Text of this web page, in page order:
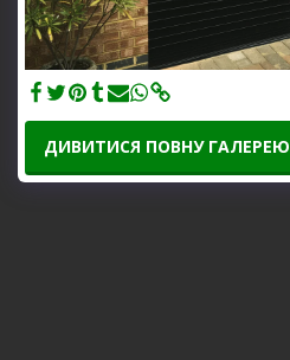
ДИВИТИСЯ ПОВНУ ГАЛЕРЕЮ